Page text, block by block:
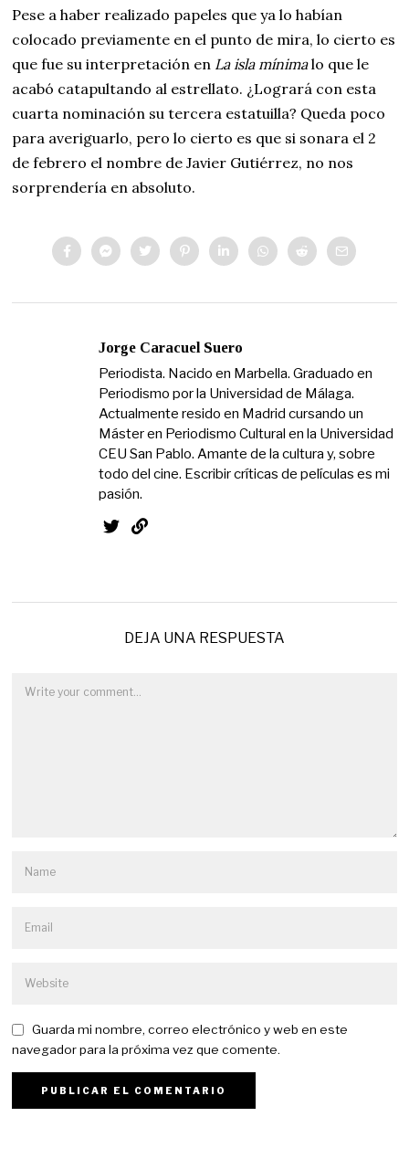
Pese a haber realizado papeles que ya lo habían
colocado previamente en el punto de mira, lo cierto es
que fue su interpretación en La isla mínimalo que le
acabó catapultando al estrellato. ¿Logrará con esta
cuarta nominación su tercera estatuilla? Queda poco
para averiguarlo, pero lo cierto es que si sonara el 2
de febrero el nombre de Javier Gutiérrez, no nos
sorprendería en absoluto.
Jorge Caracuel Suero
Periodista. Nacido en Marbella. Graduado en
Periodismo por la Universidad de Málaga.
Actualmente resido en Madrid cursando un
Máster en Periodismo Cultural en la Universidad
CEU San Pablo. Amante de la cultura y, sobre
todo del cine. Escribir críticas de películas es mi
pasión.
DEJA UNA RESPUESTA
Guarda mi nombre, correo electrónico y web en este
navegador para la próxima vez que comente.